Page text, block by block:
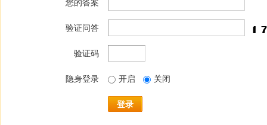
您的答案
验证问答
验证码
隐身登录 开启 关闭
登录